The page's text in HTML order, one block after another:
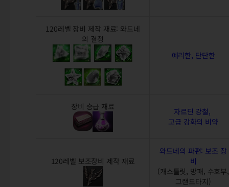
120레벨 장비 제작 재료: 와드네
의 결정
예리한, 단단한
장비 승급 재료
자르딘 강철,
고급 강화의 비약
120레벨 보조장비 제작 재료
와드네의 파편: 보조 장
비
(캐스틀릿, 방패, 수호부,
그랜드타지)